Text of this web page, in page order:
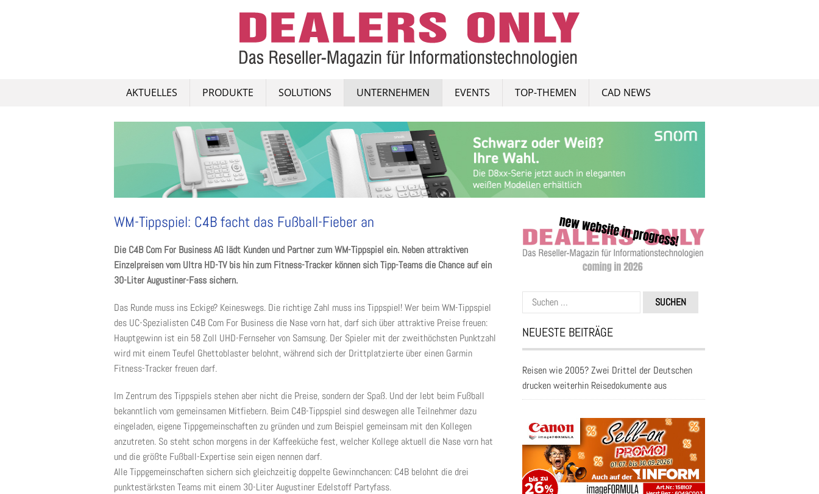
AKTUELLES PRODUKTE SOLUTIONS UNTERNEHMEN EVENTS TOP-THEMEN CAD NEWS
WM-Tippspiel: C4B facht das Fußball-Fieber an
Die C4B Com For Business AG lädt Kunden und Partner zum WM-Tippspiel ein. Neben attraktiven
Einzelpreisen vom Ultra HD-TV bis hin zum Fitness-Tracker können sich Tipp-Teams die Chance auf ein
30-Liter Augustiner-Fass sichern.
Das Runde muss ins Eckige? Keineswegs. Die richtige Zahl muss ins Tippspiel! Wer beim WM-Tippspiel
des UC-Spezialisten C4B Com For Business die Nase vorn hat, darf sich über attraktive Preise freuen:
Hauptgewinn ist ein 58 Zoll UHD-Fernseher von Samsung. Der Spieler mit der zweithöchsten Punktzahl
wird mit einem Teufel Ghettoblaster belohnt, während sich der Drittplatzierte über einen Garmin
Fitness-Tracker freuen darf.
Im Zentrum des Tippspiels stehen aber nicht die Preise, sondern der Spaß. Und der lebt beim Fußball
bekanntlich vom gemeinsamen Mitfiebern. Beim C4B-Tippspiel sind deswegen alle Teilnehmer dazu
eingeladen, eigene Tippgemeinschaften zu gründen und zum Beispiel gemeinsam mit den Kollegen
anzutreten. So steht schon morgens in der Kaffeeküche fest, welcher Kollege aktuell die Nase vorn hat
und die größte Fußball-Expertise sein eigen nennen darf.
Alle Tippgemeinschaften sichern sich gleichzeitig doppelte Gewinnchancen: C4B belohnt die drei
punktestärksten Teams mit einem 30-Liter Augustiner Edelstoff Partyfass.
Suchen
nach:
NEUESTE BEITRÄGE
Reisen wie 2005? Zwei Drittel der Deutschen
drucken weiterhin Reisedokumente aus